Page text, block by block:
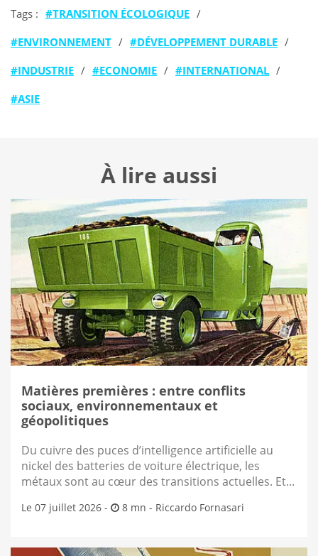
Tags : TRANSITION ÉCOLOGIQUE /
ENVIRONNEMENT / DÉVELOPPEMENT DURABLE /
INDUSTRIE / ECONOMIE / INTERNATIONAL /
ASIE
À lire aussi
Matières premières : entre conflits
sociaux, environnementaux et
géopolitiques
Du cuivre des puces d’intelligence artificielle au
nickel des batteries de voiture électrique, les
métaux sont au cœur des transitions actuelles. Et...
Le 07 juillet 2026 - 8 mn - Riccardo Fornasari